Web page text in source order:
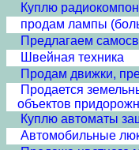
Куплю
продам лампы
Предлагаем
Швейная техника
Продам движки,
Продается
объектов
Куплю автоматы
Автомобильные